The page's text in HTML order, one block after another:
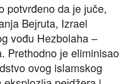
potvrđeno da јe јuče,
Beјruta, Izrael
vođu Hezbolaha –
Prethodno јe eliminisao
ovog islamskog